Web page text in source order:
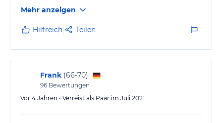
Mehr anzeigen
Hilfreich Teilen
Frank (66-70)
96 Bewertungen
Vor 4 Jahren • Verreist als Paar im Juli 2021